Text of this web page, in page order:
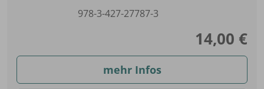
978-3-427-27787-3
14,00 €
mehr Infos